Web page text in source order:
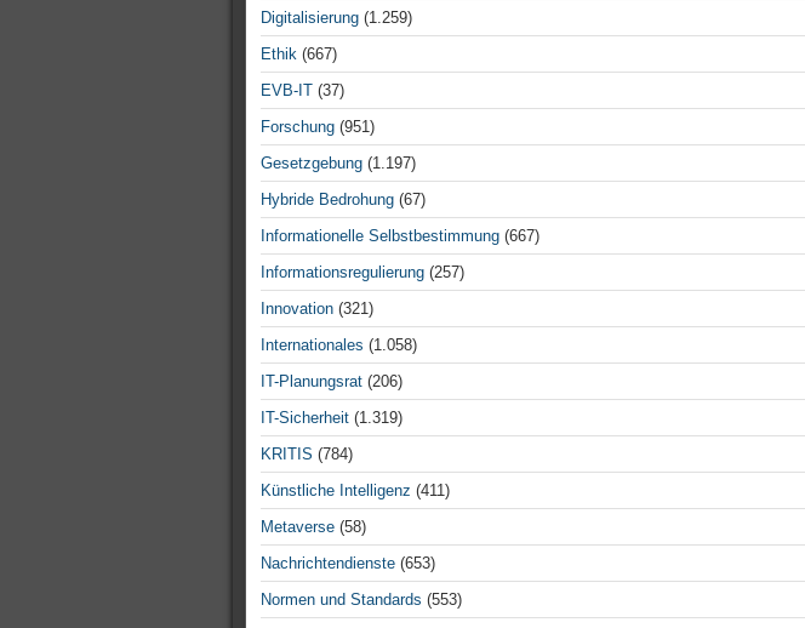
Digitalisierung (1.259)
Ethik (667)
EVB-IT (37)
Forschung (951)
Gesetzgebung (1.197)
Hybride Bedrohung (67)
Informationelle Selbstbestimmung (667)
Informationsregulierung (257)
Innovation (321)
Internationales (1.058)
IT-Planungsrat (206)
IT-Sicherheit (1.319)
KRITIS (784)
Künstliche Intelligenz (411)
Metaverse (58)
Nachrichtendienste (653)
Normen und Standards (553)